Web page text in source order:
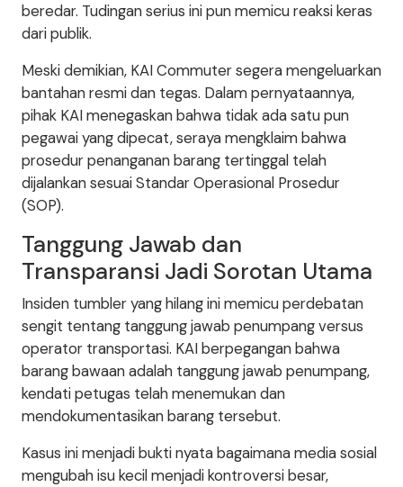
beredar. Tudingan serius ini pun memicu reaksi keras
dari publik.
Meski demikian, KAI Commuter segera mengeluarkan
bantahan resmi dan tegas. Dalam pernyataannya,
pihak KAI menegaskan bahwa tidak ada satu pun
pegawai yang dipecat, seraya mengklaim bahwa
prosedur penanganan barang tertinggal telah
dijalankan sesuai Standar Operasional Prosedur
(SOP).
Tanggung Jawab dan
Transparansi Jadi Sorotan Utama
Insiden tumbler yang hilang ini memicu perdebatan
sengit tentang tanggung jawab penumpang versus
operator transportasi. KAI berpegangan bahwa
barang bawaan adalah tanggung jawab penumpang,
kendati petugas telah menemukan dan
mendokumentasikan barang tersebut.
Kasus ini menjadi bukti nyata bagaimana media sosial
mengubah isu kecil menjadi kontroversi besar,